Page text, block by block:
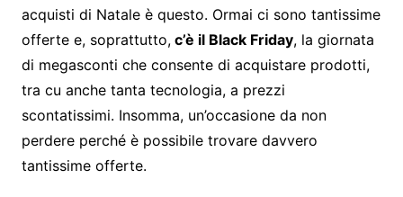
acquisti di Natale è questo. Ormai ci sono tantissime
offerte e, soprattutto,c’è il Black Friday, la giornata
di megasconti che consente di acquistare prodotti,
tra cu anche tanta tecnologia, a prezzi
scontatissimi. Insomma, un’occasione da non
perdere perché è possibile trovare davvero
tantissime offerte.